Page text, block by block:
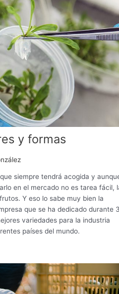
y formas
siempre tendrá acogida y
en el mercado no es tarea fácil,
Y eso lo sabe muy bien la
que se ha dedicado durante
variedades para la industria
países del mundo.